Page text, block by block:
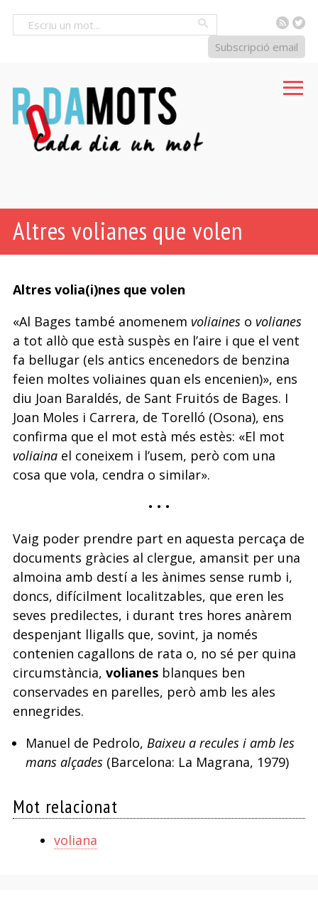
RSS
Subscripció email
Altres volianes que volen
Altres volia(i)nes que volen
«Al Bages també anomenem voliaineso volianes
a tot allò que està suspès en l’aire i que el vent
fa bellugar (els antics encenedors de benzina
feien moltes voliaines quan els encenien)», ens
diu Joan Baraldés, de Sant Fruitós de Bages. I
Joan Moles i Carrera, de Torelló (Osona), ens
confirma que el mot està més estès: «El mot
voliainael coneixem i l’usem, però com una
cosa que vola, cendra o similar».
• • •
Vaig poder prendre part en aquesta percaça de
documents gràcies al clergue, amansit per una
almoina amb destí a les ànimes sense rumb i,
doncs, difícilment localitzables, que eren les
seves predilectes, i durant tres hores anàrem
despenjant lligalls que, sovint, ja només
contenien cagallons de rata o, no sé per quina
circumstància, volianesblanques ben
conservades en parelles, però amb les ales
ennegrides.
Manuel de Pedrolo, Baixeu a recules i amb les
mans alçades(Barcelona: La Magrana, 1979)
Mot relacionat
voliana